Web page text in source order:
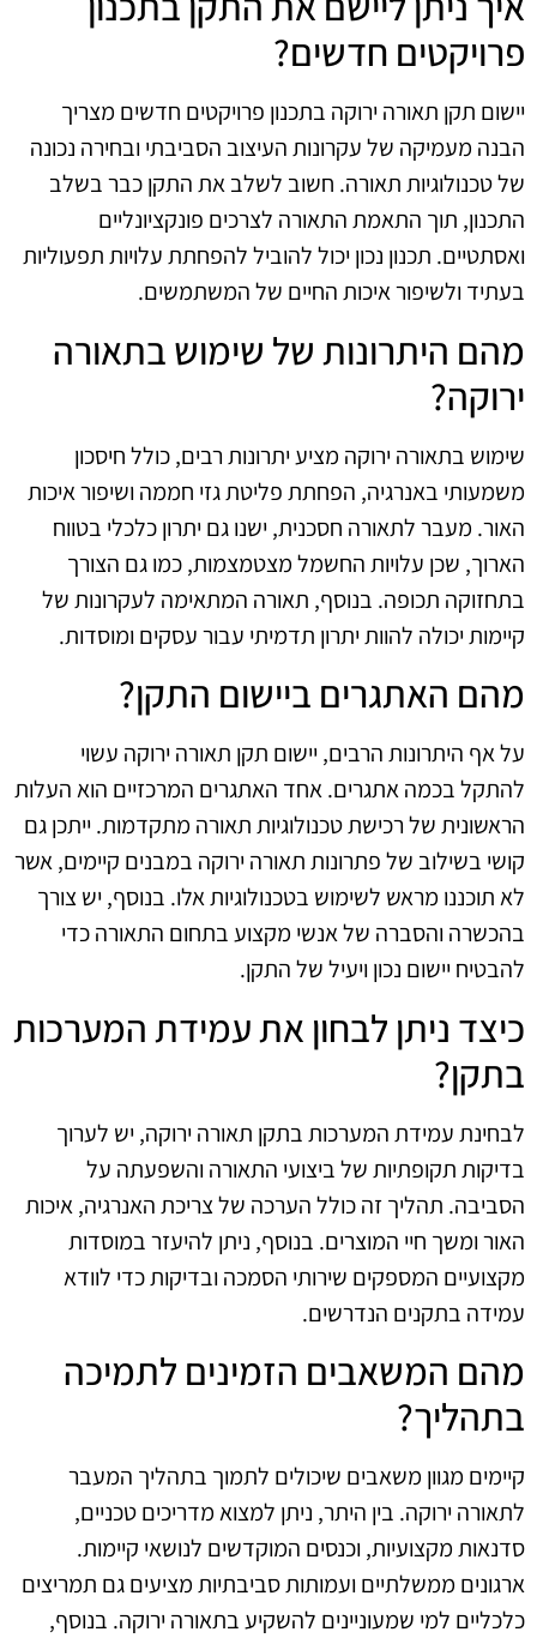
פרויקטים חדשים?
יישום תקן תאורה ירוקה בתכנון פרויקטים חדשים מצריך
הבנה מעמיקה של עקרונות העיצוב הסביבתי ובחירה נכונה
של טכנולוגיות תאורה. חשוב לשלב את התקן כבר בשלב
התכנון, תוך התאמת התאורה לצרכים פונקציונליים
ואסתטיים. תכנון נכון יכול להוביל להפחתת עלויות תפעוליות
בעתיד ולשיפור איכות החיים של המשתמשים.
מהם היתרונות של שימוש בתאורה
ירוקה?
שימוש בתאורה ירוקה מציע יתרונות רבים, כולל חיסכון
משמעותי באנרגיה, הפחתת פליטת גזי חממה ושיפור איכות
האור. מעבר לתאורה חסכנית, ישנו גם יתרון כלכלי בטווח
הארוך, שכן עלויות החשמל מצטמצמות, כמו גם הצורך
בתחזוקה תכופה. בנוסף, תאורה המתאימה לעקרונות של
קיימות יכולה להוות יתרון תדמיתי עבור עסקים ומוסדות.
מהם האתגרים ביישום התקן?
על אף היתרונות הרבים, יישום תקן תאורה ירוקה עשוי
להתקל בכמה אתגרים. אחד האתגרים המרכזיים הוא העלות
הראשונית של רכישת טכנולוגיות תאורה מתקדמות. ייתכן גם
קושי בשילוב של פתרונות תאורה ירוקה במבנים קיימים, אשר
לא תוכננו מראש לשימוש בטכנולוגיות אלו. בנוסף, יש צורך
בהכשרה והסברה של אנשי מקצוע בתחום התאורה כדי
להבטיח יישום נכון ויעיל של התקן.
כיצד ניתן לבחון את עמידת המערכות
בתקן?
לבחינת עמידת המערכות בתקן תאורה ירוקה, יש לערוך
בדיקות תקופתיות של ביצועי התאורה והשפעתה על
הסביבה. תהליך זה כולל הערכה של צריכת האנרגיה, איכות
האור ומשך חיי המוצרים. בנוסף, ניתן להיעזר במוסדות
מקצועיים המספקים שירותי הסמכה ובדיקות כדי לוודא
עמידה בתקנים הנדרשים.
מהם המשאבים הזמינים לתמיכה
בתהליך?
קיימים מגוון משאבים שיכולים לתמוך בתהליך המעבר
לתאורה ירוקה. בין היתר, ניתן למצוא מדריכים טכניים,
סדנאות מקצועיות, וכנסים המוקדשים לנושאי קיימות.
ארגונים ממשלתיים ועמותות סביבתיות מציעים גם תמריצים
כלכליים למי שמעוניינים להשקיע בתאורה ירוקה. בנוסף,